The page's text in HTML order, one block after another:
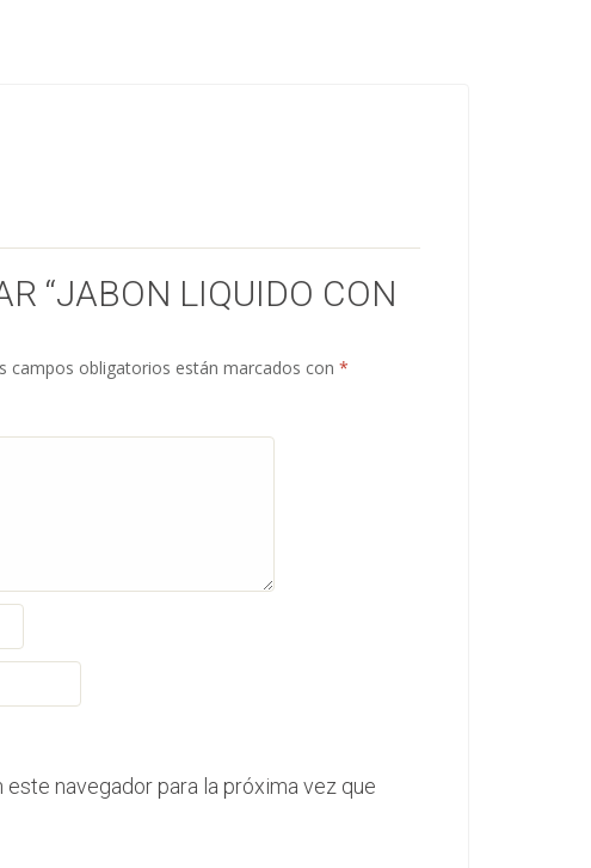
“JABON LIQUIDO CON
campos obligatorios están marcados con*
navegador para la próxima vez que